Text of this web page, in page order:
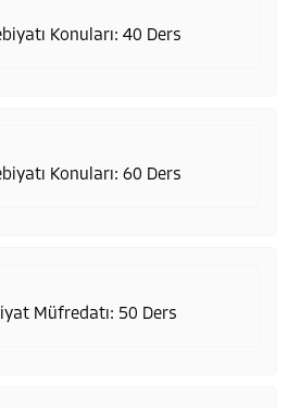
Konuları: 40 Ders
Konuları: 60 Ders
Müfredatı: 50 Ders